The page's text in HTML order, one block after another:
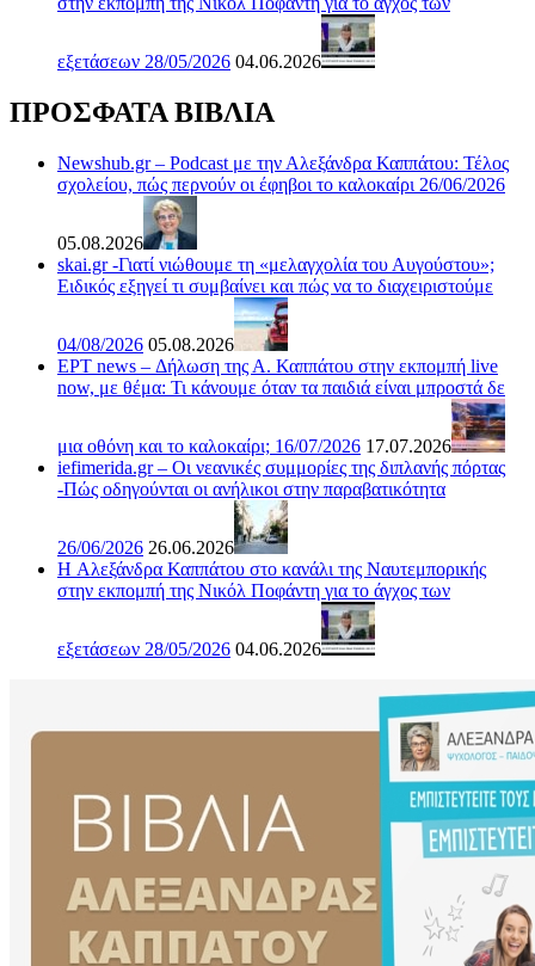
εξετάσεων 28/05/2026 04.06.2026
ΠΡΟΣΦΑΤΑ ΒΙΒΛΙΑ
Newshub.gr – Podcast με την Αλεξάνδρα Καππάτου: Τέλος
σχολείου, πώς περνούν οι έφηβοι το καλοκαίρι 26/06/2026
05.08.2026
skai.gr -Γιατί νιώθουμε τη «μελαγχολία του Αυγούστου»;
Ειδικός εξηγεί τι συμβαίνει και πώς να το διαχειριστούμε
04/08/2026 05.08.2026
ΕΡΤ news – Δήλωση της Α. Καππάτου στην εκπομπή live
now, με θέμα: Τι κάνουμε όταν τα παιδιά είναι μπροστά δε
μια οθόνη και το καλοκαίρι; 16/07/2026 17.07.2026
iefimerida.gr – Οι νεανικές συμμορίες της διπλανής πόρτας
-Πώς οδηγούνται οι ανήλικοι στην παραβατικότητα
26/06/2026 26.06.2026
H Αλεξάνδρα Καππάτου στο κανάλι της Ναυτεμπορικής
στην εκπομπή της Νικόλ Ποφάντη για το άγχος των
εξετάσεων 28/05/2026 04.06.2026